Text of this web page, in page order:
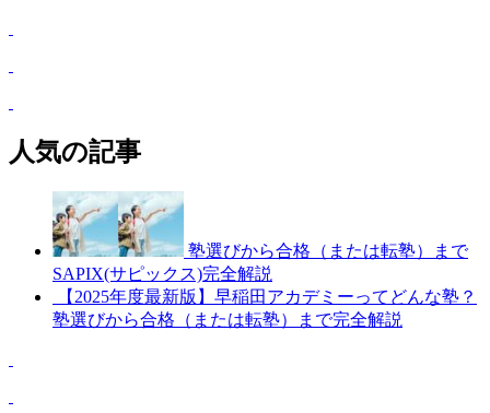
人気の記事
塾選びから合格（または転塾）まで
SAPIX(サピックス)完全解説
【2025年度最新版】早稲田アカデミーってどんな塾？
塾選びから合格（または転塾）まで完全解説